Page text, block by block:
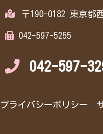
〒190-0182 東京都
042-597-5255
042-597-
プライバシーポリシー